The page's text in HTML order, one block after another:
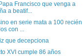
Francisco que venga a
a beatif...
en serie mata a 100 recién
con ...
que decepciona
XVI cumple 86 años